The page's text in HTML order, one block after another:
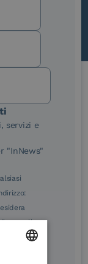
Trust
Provider for
Qualified
Signature /
Creation
servizi e
"InNews"
annullare
di